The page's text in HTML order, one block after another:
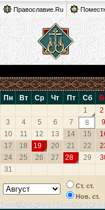
Православие.Ru
Пн Вт Ср Чт Пт Сб
1
2
3
4 5 6 7 8
9
10
11 12 13 14 15
17
18 19 20 21 22
24
25 26 27 28 29
31
Ст. ст.
Нов. ст.